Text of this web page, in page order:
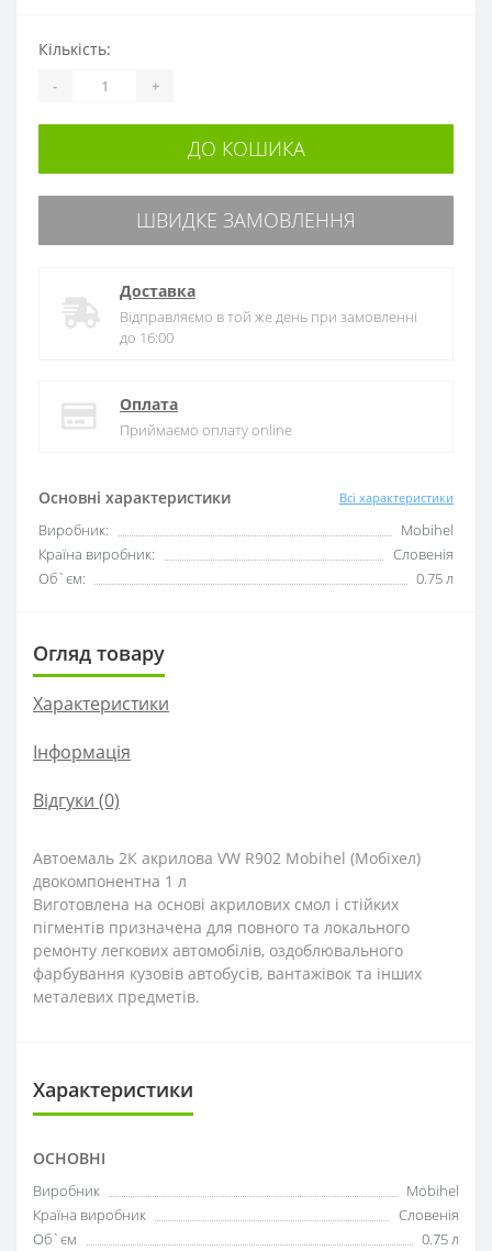
Основні характеристики Всі характеристики
Виробник:
Mobihel
Країна виробник:
Словенія
Об`єм:
0.75 л
Кількість:
- +
ДО КОШИКА
ШВИДКЕ ЗАМОВЛЕННЯ
Доставка
Відправляємо в той же день при замовленні
до 16:00
Оплата
Приймаємо оплату online
Огляд товару
Характеристики
Інформація
Відгуки (0)
Автоемаль 2К акрилова VW R902 Mobihel (Мобіхел)
двокомпонентна 1 л
Виготовлена на основі акрилових смол і стійких
пігментів призначена для повного та локального
ремонту легкових автомобілів, оздоблювального
фарбування кузовів автобусів, вантажівок та інших
металевих предметів.
Характеристики
ОСНОВНІ
Виробник
Mobihel
Країна виробник
Словенія
Об`єм
0.75 л